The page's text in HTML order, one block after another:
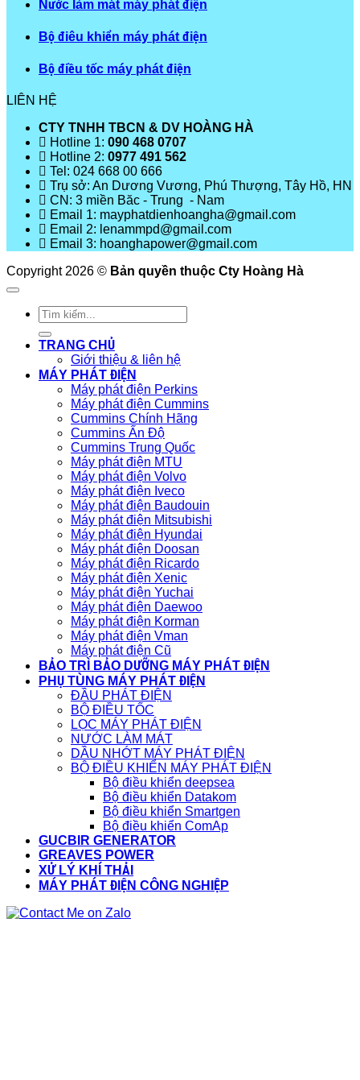
Nước làm mát máy phát điện
Bộ điêu khiển máy phát điện
Bộ điều tốc máy phát điện
LIÊN HỆ
CTY TNHH TBCN & DV HOÀNG HÀ
Hotline 1: 090 468 0707
Hotline 2: 0977 491 562
Tel: 024 668 00 666
Trụ sở: An Dương Vương, Phú Thượng, Tây Hồ, HN
CN: 3 miền Băc - Trung - Nam
Email 1: mayphatdienhoangha@gmail.com
Email 2: lenammpd@gmail.com
Email 3: hoanghapower@gmail.com
Copyright 2026 © Bản quyền thuộc Cty Hoàng Hà
Tìm
kiếm:
TRANG CHỦ
Giới thiệu & liên hệ
MÁY PHÁT ĐIỆN
Máy phát điện Perkins
Máy phát điện Cummins
Cummins Chính Hãng
Cummins Ấn Độ
Cummins Trung Quốc
Máy phát điện MTU
Máy phát điện Volvo
Máy phát điện Iveco
Máy phát điện Baudouin
Máy phát điện Mitsubishi
Máy phát điện Hyundai
Máy phát điện Doosan
Máy phát điện Ricardo
Máy phát điện Xenic
Máy phát điện Yuchai
Máy phát điện Daewoo
Máy phát điện Korman
Máy phát điện Vman
Máy phát điện Cũ
BẢO TRÌ BẢO DƯỠNG MÁY PHÁT ĐIỆN
PHỤ TÙNG MÁY PHÁT ĐIỆN
ĐẦU PHÁT ĐIỆN
BỘ ĐIỀU TỐC
LỌC MÁY PHÁT ĐIỆN
NƯỚC LÀM MÁT
DẦU NHỚT MÁY PHÁT ĐIỆN
BỘ ĐIỀU KHIỂN MÁY PHÁT ĐIỆN
Bộ điều khiển deepsea
Bộ điều khiển Datakom
Bộ điều khiển Smartgen
Bộ điều khiển ComAp
GUCBIR GENERATOR
GREAVES POWER
XỬ LÝ KHÍ THẢI
MÁY PHÁT ĐIỆN CÔNG NGHIỆP